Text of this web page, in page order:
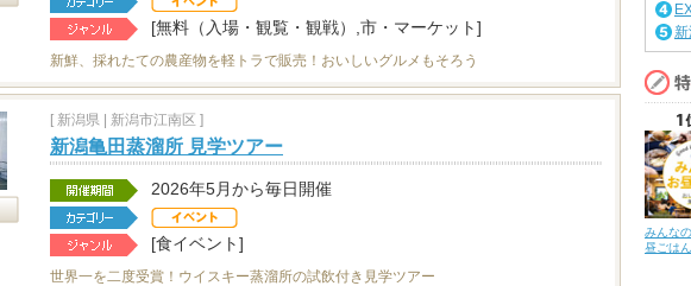
[無料（入場・観覧・観戦）,市・マーケット]
新鮮、採れたての農産物を軽トラで販売！おいしいグルメもそろう
[ 新潟県 新潟市江南区 ]
新潟亀田蒸溜所 見学ツアー
2026年5月から毎日開催
[食イベント]
世界一を二度受賞！ウイスキー蒸溜所の試飲付き見学ツアー
みんな
昼ごはん